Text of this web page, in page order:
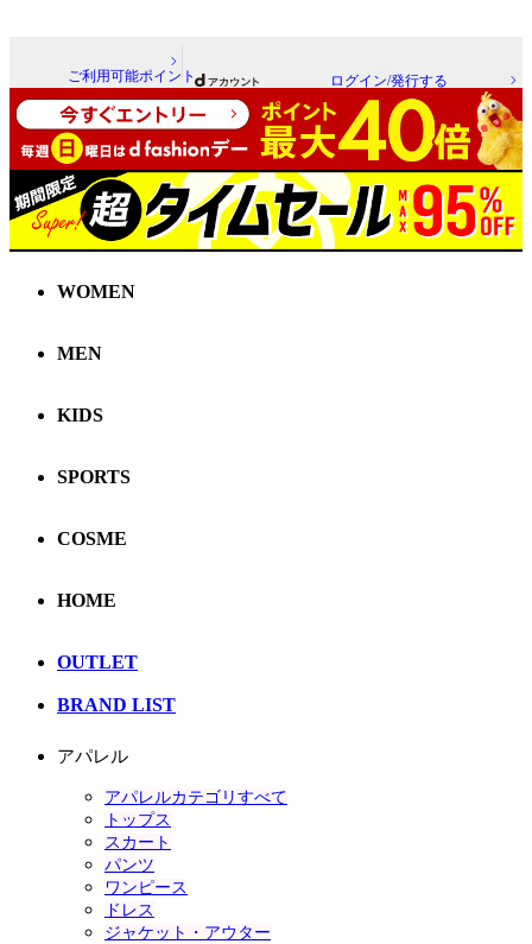
ご利用可能ポイント ログイン/発行する
WOMEN
MEN
KIDS
SPORTS
COSME
HOME
OUTLET
BRAND LIST
アパレル
アパレルカテゴリすべて
トップス
スカート
パンツ
ワンピース
ドレス
ジャケット・アウター